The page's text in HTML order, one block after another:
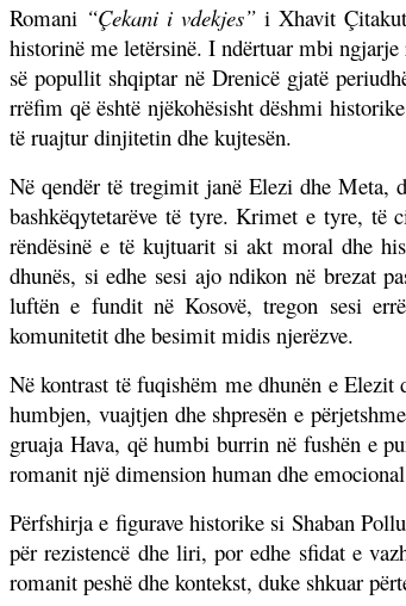
Romani “Çekani i vdekjes” i Xhavit
historinë me letërsinë. I ndërtuar mbi
së popullit shqiptar në Drenicë gjatë
rrëfim që është njëkohësisht dëshmi
të ruajtur dinjitetin dhe kujtesën.
Në qendër të tregimit janë Elezi dhe Meta,
bashkëqytetarëve të tyre. Krimet e tyre, të
rëndësinë e të kujtuarit si akt moral dhe
dhunës, si edhe sesi ajo ndikon në brezat
luftën e fundit në Kosovë, tregon sesi
komunitetit dhe besimit midis njerëzve.
Në kontrast të fuqishëm me dhunën e
humbjen, vuajtjen dhe shpresën e
gruaja Hava, që humbi burrin në fushën e
romanit një dimension human dhe
Përfshirja e figurave historike si Shaban
për rezistencë dhe liri, por edhe sfidat e
romanit peshë dhe kontekst, duke shkuar